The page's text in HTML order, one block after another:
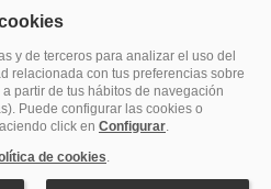
Línea
© Copyright Veturis Travel S.A.
nº I-AV0000879.4 Tel: +34